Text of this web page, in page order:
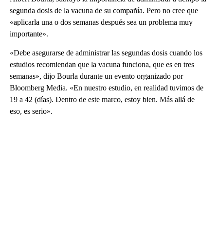
segunda dosis de la vacuna de su compañía. Pero no cree que
«aplicarla una o dos semanas después sea un problema muy
importante».
«Debe asegurarse de administrar las segundas dosis cuando los
estudios recomiendan que la vacuna funciona, que es en tres
semanas», dijo Bourla durante un evento organizado por
Bloomberg Media. «En nuestro estudio, en realidad tuvimos de
19 a 42 (días). Dentro de este marco, estoy bien. Más allá de
eso, es serio».